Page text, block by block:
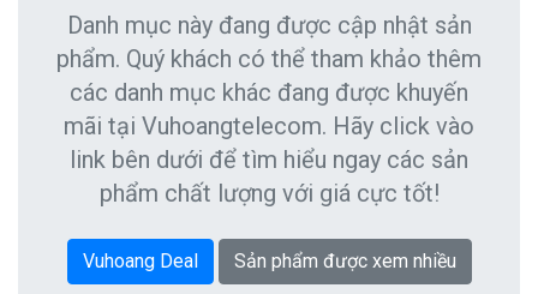
Danh mục này đang được cập nhật sản
phẩm. Quý khách có thể tham khảo thêm
các danh mục khác đang được khuyến
mãi tại Vuhoangtelecom. Hãy click vào
link bên dưới để tìm hiểu ngay các sản
phẩm chất lượng với giá cực tốt!
Vuhoang Deal Sản phẩm được xem nhiều